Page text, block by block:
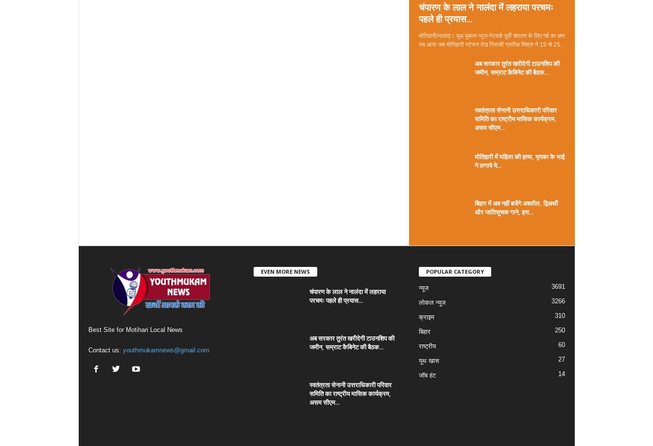
चंपारण के लाल ने नालंदा में लहराया परचमः
पहले ही प्रयास...
मोतिहारी/नालंदा। यूथ मुकाम न्यूज नेटवर्क पूर्वी चंपारण के लिए गर्व का क्षण
तब आया जब मोतिहारी स्टेशन रोड निवासी प्रतीक मिश्रा ने 19 से 25...
अब सरकार तुरंत खरीदेगी टाउनशिप की
जमीन, सम्राट कैबिनेट की बैठक...
स्वतंत्रता सेनानी उत्तराधिकारी परिवार
समिति का राष्ट्रीय मासिक कार्यक्रम,
असम सीएम...
मोतिहारी में महिला की हत्या, मृतका के भाई
ने लगाये ये...
बिहार में अब नहीं बजेंगे अश्लील, द्विअर्थी
और जातिसूचक गाने, इस...
Best Site for Motihari Local News
Contact us: youthmukamnews@gmail.com
EVEN MORE NEWS
चंपारण के लाल ने नालंदा में लहराया
परचमः पहले ही प्रयास...
अब सरकार तुरंत खरीदेगी टाउनशिप की
जमीन, सम्राट कैबिनेट की बैठक...
स्वतंत्रता सेनानी उत्तराधिकारी परिवार
समिति का राष्ट्रीय मासिक कार्यक्रम,
असम सीएम...
POPULAR CATEGORY
न्यूज 3691
लोकल न्यूज 3266
क्राइम 310
बिहार 250
राष्ट्रीय 60
यूथ खास 27
जॉब हंट 14